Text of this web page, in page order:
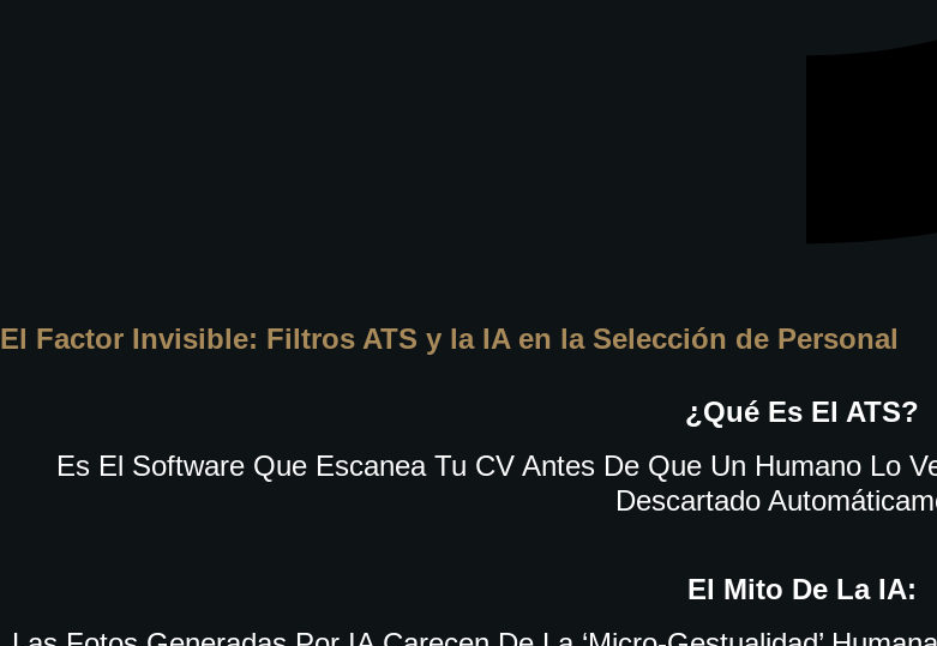
El Factor Invisible: Filtros ATS y la IA en la Selección de Personal
¿Qué Es El ATS?
Es El Software Que Escanea Tu CV Antes De Que Un Humano Lo
Descartado
El Mito De La IA: